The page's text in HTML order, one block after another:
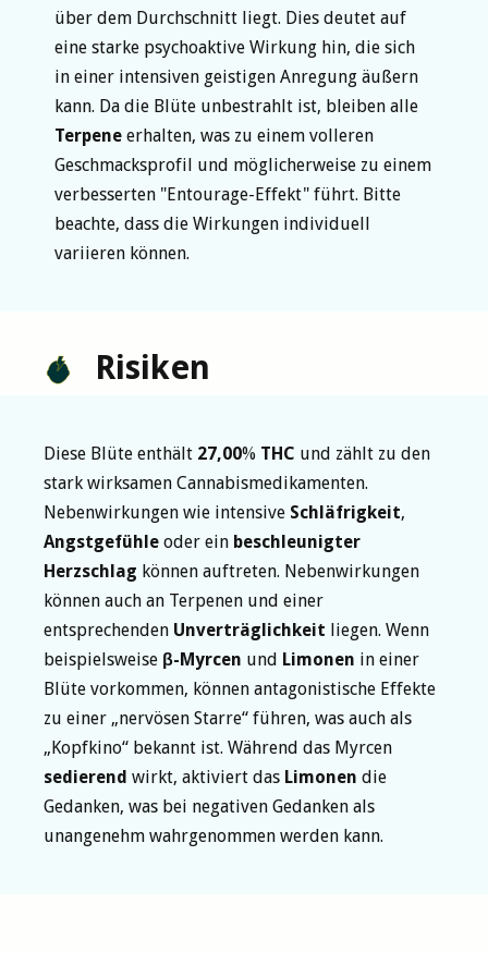
über dem Durchschnitt liegt. Dies deutet auf
eine starke psychoaktive Wirkung hin, die sich
in einer intensiven geistigen Anregung äußern
kann. Da die Blüte unbestrahlt ist, bleiben alle
Terpene erhalten, was zu einem volleren
Geschmacksprofil und möglicherweise zu einem
verbesserten "Entourage-Effekt" führt. Bitte
beachte, dass die Wirkungen individuell
variieren können.
Risiken
Diese Blüte enthält 27,00% THC und zählt zu den
stark wirksamen Cannabismedikamenten.
Nebenwirkungen wie intensive Schläfrigkeit,
Angstgefühle oder ein beschleunigter
Herzschlag können auftreten. Nebenwirkungen
können auch an Terpenen und einer
entsprechenden Unverträglichkeit liegen. Wenn
beispielsweise β-Myrcen und Limonen in einer
Blüte vorkommen, können antagonistische Effekte
zu einer „nervösen Starre“ führen, was auch als
„Kopfkino“ bekannt ist. Während das Myrcen
sedierend wirkt, aktiviert das Limonen die
Gedanken, was bei negativen Gedanken als
unangenehm wahrgenommen werden kann.